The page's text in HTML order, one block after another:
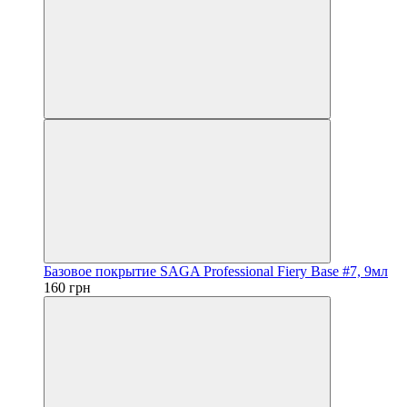
Базовое покрытие SAGA Professional Fiery Base #7, 9мл
160 грн